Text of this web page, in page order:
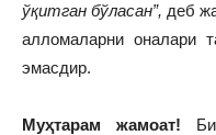
ўқитган бўласан”, деб
алломаларни оналари
эмасдир.
Муҳтарам жамоат!